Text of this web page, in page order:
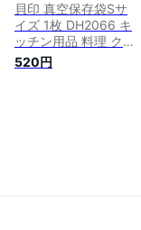
貝印 真空保存袋Sサ
イズ 1枚 DH2066 キ
ッチン用品 料理 ク
ッキング 調理器具
便利用品
520円